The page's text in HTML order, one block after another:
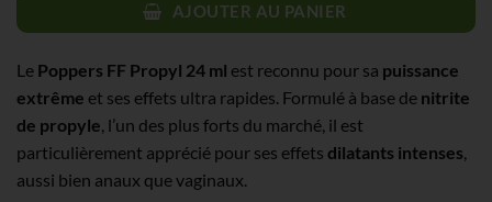
AJOUTER AU PANIER
Le Poppers FF Propyl 24 ml est reconnu pour sa puissance
extrême et ses effets ultra rapides. Formulé à base de nitrite
de propyle, l’un des plus forts du marché, il est
particulièrement apprécié pour ses effets dilatants intenses,
aussi bien anaux que vaginaux.